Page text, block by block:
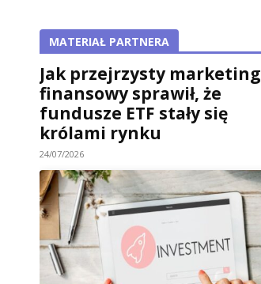
MATERIAŁ PARTNERA
Jak przejrzysty marketing
finansowy sprawił, że
fundusze ETF stały się
królami rynku
24/07/2026